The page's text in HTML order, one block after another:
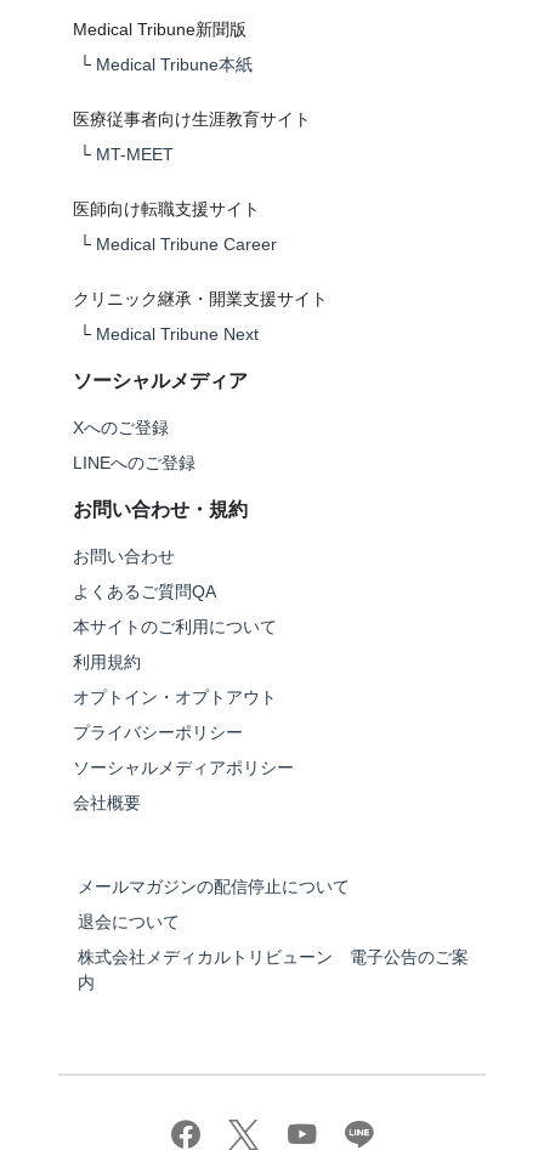
Medical Tribune新聞版
└ Medical Tribune本紙
医療従事者向け生涯教育サイト
└ MT-MEET
医師向け転職支援サイト
└ Medical Tribune Career
クリニック継承・開業支援サイト
└ Medical Tribune Next
ソーシャルメディア
Xへのご登録
LINEへのご登録
お問い合わせ・規約
お問い合わせ
よくあるご質問QA
本サイトのご利用について
利用規約
オプトイン・オプトアウト
プライバシーポリシー
ソーシャルメディアポリシー
会社概要
メールマガジンの配信停止について
退会について
株式会社メディカルトリビューン 電子公告のご案
内